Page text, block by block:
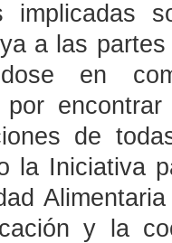
implicadas
a las
en
por
de
la Iniciativa
y la